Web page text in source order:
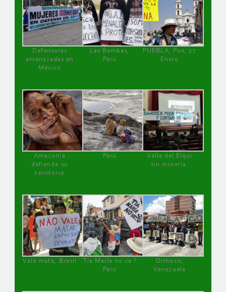
Defensoras
amenazadas en
México
Las Bambas,
Perú
PUEBLA, Pue, 27
Enero
Amazonía
defiende su
territorio
Perú
Valle del Elqui
sin minería.
Vale mata, Brasil
Tía María no va !
Perú
Orinoco,
Venezuela